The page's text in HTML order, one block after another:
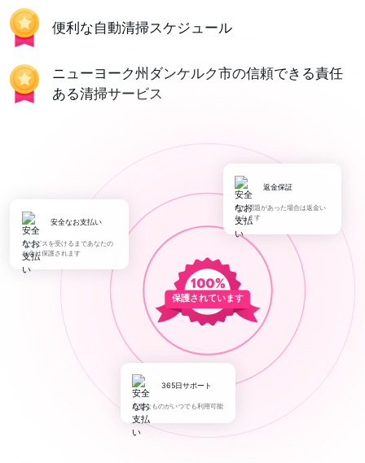
便利な自動清掃スケジュール
ニューヨーク州ダンケルク市の信頼できる責任
ある清掃サービス
保護されています
安全なお支払い
サービスを受けるまであなたの
お金は保護されます
返金保証
何か問題があった場合は返金い
たします
365日サポート
必要なものがいつでも利用可能